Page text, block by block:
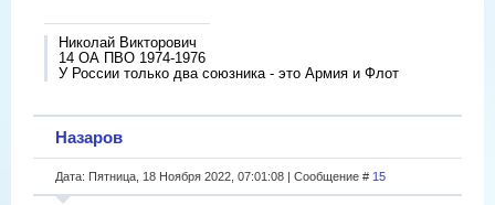
Николай Викторович
14 ОА ПВО 1974-1976
У России только два союзника - это Армия и Флот
Назаров
Дата: Пятница, 18 Ноября 2022, 07:01:08 | Сообщение # 15